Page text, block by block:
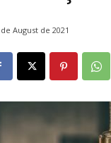
August de 2021